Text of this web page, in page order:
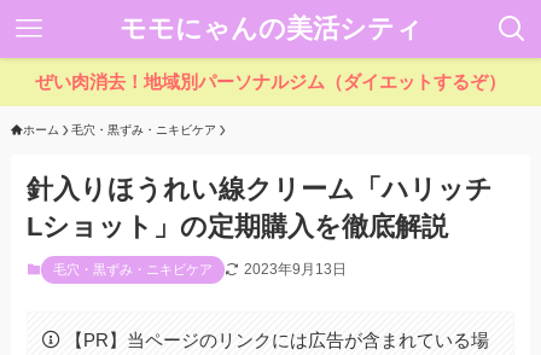
モモにゃんの美活シティ
ぜい肉消去！地域別パーソナルジム（ダイエットするぞ）
ホーム 毛穴・黒ずみ・ニキビケア
針入りほうれい線クリーム「ハリッチ
Lショット」の定期購入を徹底解説
毛穴・黒ずみ・ニキビケア 2023年9月13日
【PR】当ページのリンクには広告が含まれている場